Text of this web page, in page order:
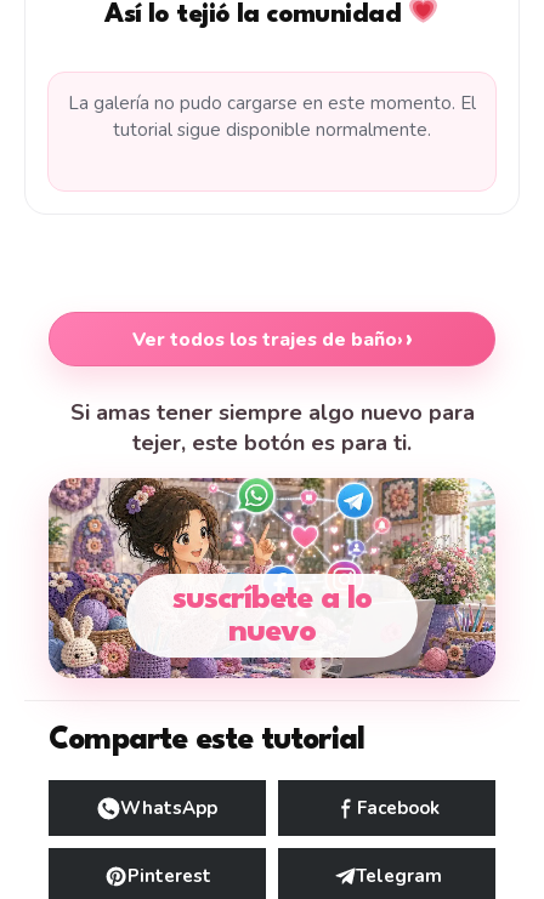
Así lo tejió la comunidad
La galería no pudo cargarse en este momento. El
tutorial sigue disponible normalmente.
Ver todos los trajes de baño›
Si amas tener siempre algo nuevo para
tejer, este botón es para ti.
suscríbete a lo
nuevo
Comparte este tutorial
WhatsApp Facebook
Pinterest Telegram